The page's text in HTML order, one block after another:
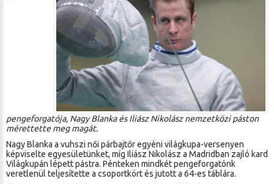
pengeforgatója, Nagy Blanka és Iliász Nikolász nemzetközi páston
mérettette meg magát.
Nagy Blanka a vuhszi női párbajtőr egyéni világkupa-versenyen
képviselte egyesületünket, míg Iliász Nikolász a Madridban zajló kard
Világkupán lépett pástra. Pénteken mindkét pengeforgatónk
veretlenül teljesítette a csoportkört és jutott a 64-es táblára.